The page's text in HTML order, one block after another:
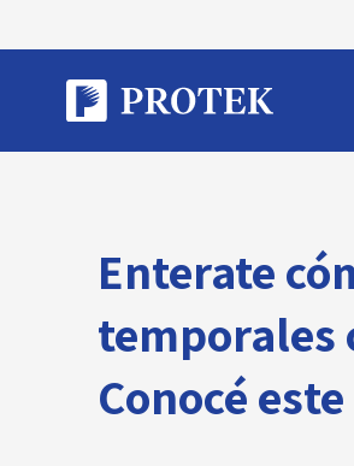
content
Enterate
temporales
Conocé